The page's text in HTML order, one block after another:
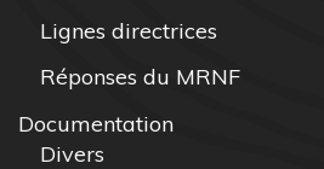
Lignes directrices
Réponses du MRNF
Documentation
Divers